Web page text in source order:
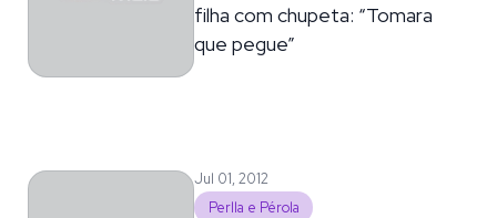
filha com chupeta: “Tomara
que pegue”
Jul 01, 2012
Perlla e Pérola